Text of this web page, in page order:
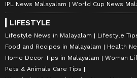
IPL News Malayalam
World Cup News
LIFESTYLE
Lifestyle News in Malayalam
Lifestyle
Food and Recipes in Malayalam
Health
Home Decor Tips in Malayalam
Woman
Pets & Animals Care Tips